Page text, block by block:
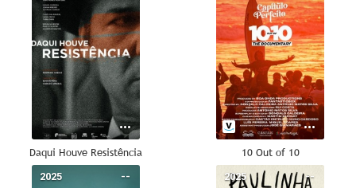
Daqui Houve Resistência 10 Out of 10
--
2025 --
2025